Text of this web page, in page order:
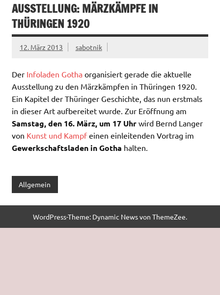
AUSSTELLUNG: MÄRZKÄMPFE IN
THÜRINGEN 1920
12. März 2013 sabotnik
Der Infoladen Gotha organisiert gerade die aktuelle
Ausstellung zu den Märzkämpfen in Thüringen 1920.
Ein Kapitel der Thüringer Geschichte, das nun erstmals
in dieser Art aufbereitet wurde. Zur Eröffnung am
Samstag, den 16. März, um 17 Uhr wird Bernd Langer
von Kunst und Kampfeinen einleitenden Vortrag im
Gewerkschaftsladen in Gotha halten.
Allgemein
WordPress-Theme: Dynamic News von ThemeZee.